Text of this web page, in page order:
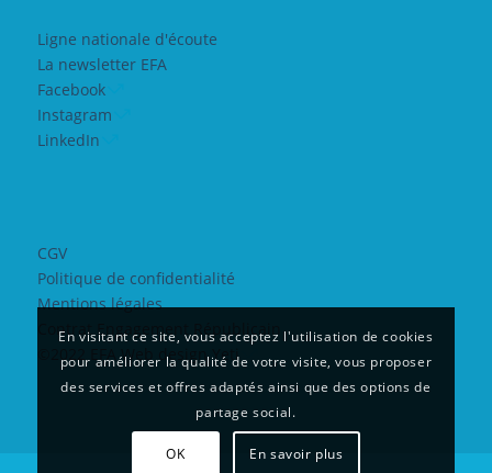
Ligne nationale d'écoute
La newsletter EFA
Facebook
Instagram
LinkedIn
CGV
Politique de confidentialité
Mentions légales
Contrat Engagement Républicain
©2022 EFA Web design Yeti
En visitant ce site, vous acceptez l'utilisation de cookies
pour améliorer la qualité de votre visite, vous proposer
des services et offres adaptés ainsi que des options de
partage social.
OK En savoir plus